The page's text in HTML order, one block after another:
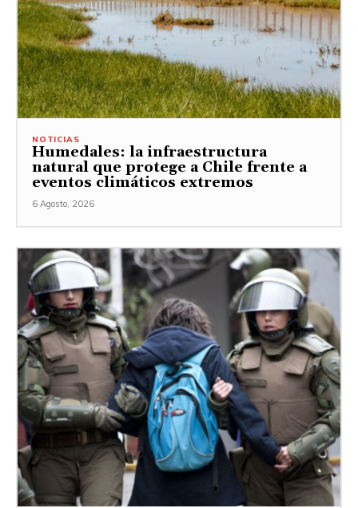
NOTICIAS
Humedales: la infraestructura
natural que protege a Chile frente a
eventos climáticos extremos
6 Agosto, 2026